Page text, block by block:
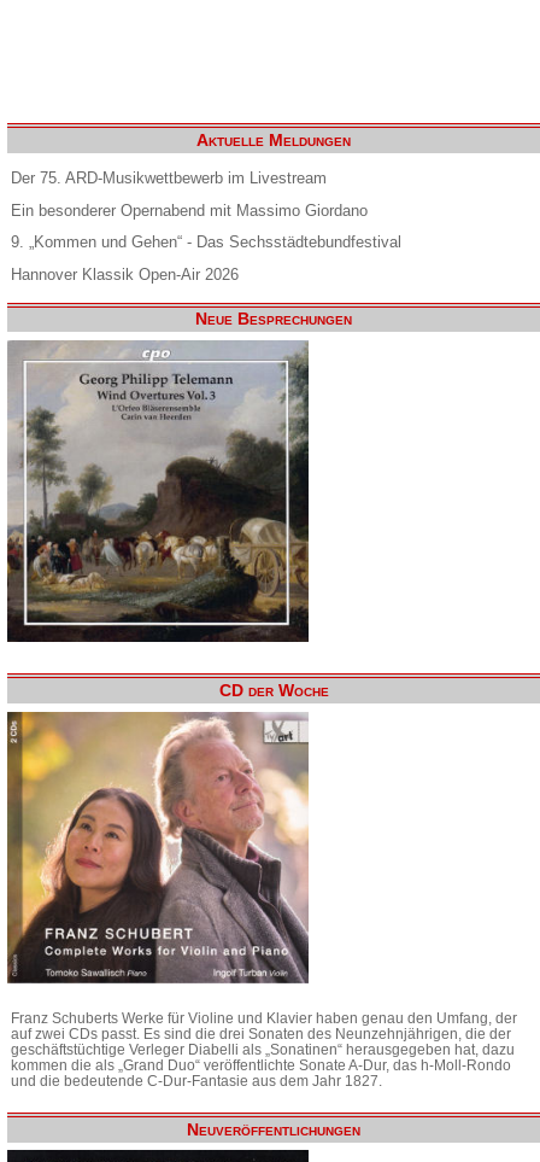
Aktuelle Meldungen
Der 75. ARD-Musikwettbewerb im Livestream
Ein besonderer Opernabend mit Massimo Giordano
9. „Kommen und Gehen“ - Das Sechsstädtebundfestival
Hannover Klassik Open-Air 2026
Neue Besprechungen
CD der Woche
Franz Schuberts Werke für Violine und Klavier haben genau den Umfang, der
auf zwei CDs passt. Es sind die drei Sonaten des Neunzehnjährigen, die der
geschäftstüchtige Verleger Diabelli als „Sonatinen“ herausgegeben hat, dazu
kommen die als „Grand Duo“ veröffentlichte Sonate A-Dur, das h-Moll-Rondo
und die bedeutende C-Dur-Fantasie aus dem Jahr 1827.
Neuveröffentlichungen